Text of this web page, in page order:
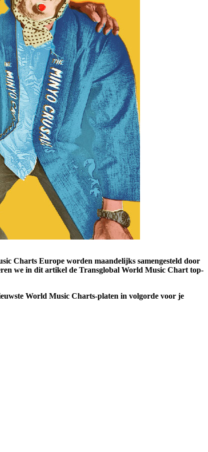
Charts Europe worden maandelijks samengesteld door
we in dit artikel de Transglobal World Music Chart top-
World Music Charts-platen in volgorde voor je